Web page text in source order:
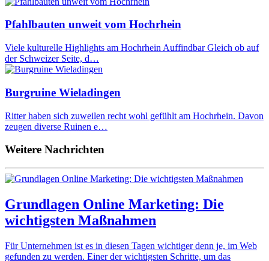
Pfahlbauten unweit vom Hochrhein
Viele kulturelle Highlights am Hochrhein Auffindbar Gleich ob auf
der Schweizer Seite, d…
Burgruine Wieladingen
Ritter haben sich zuweilen recht wohl gefühlt am Hochrhein. Davon
zeugen diverse Ruinen e…
Weitere Nachrichten
Grundlagen Online Marketing: Die
wichtigsten Maßnahmen
Für Unternehmen ist es in diesen Tagen wichtiger denn je, im Web
gefunden zu werden. Einer der wichtigsten Schritte, um das